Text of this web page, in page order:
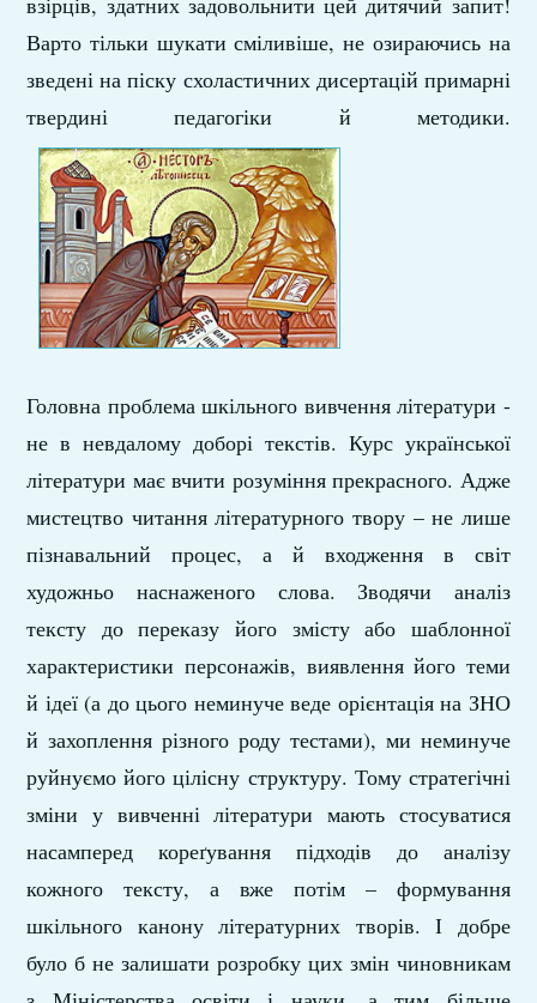
Варто тільки шукати сміливіше, не озираючись на
зведені на піску схоластичних дисертацій примарні
твердині педагогіки й методики.
Головна проблема шкільного вивчення літератури -
не в невдалому доборі текстів. Курс української
літератури має вчити розуміння прекрасного. Адже
мистецтво читання літературного твору – не лише
пізнавальний процес, а й входження в світ
художньо наснаженого слова. Зводячи аналіз
тексту до переказу його змісту або шаблонної
характеристики персонажів, виявлення його теми
й ідеї (а до цього неминуче веде орієнтація на ЗНО
й захоплення різного роду тестами), ми неминуче
руйнуємо його цілісну структуру. Тому стратегічні
зміни у вивченні літератури мають стосуватися
насамперед кореґування підходів до аналізу
кожного тексту, а вже потім – формування
шкільного канону літературних творів. І добре
було б не залишати розробку цих змін чиновникам